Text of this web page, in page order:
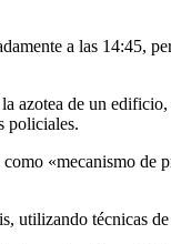
a las 14:45,
de un
policiales.
«mecanismo
utilizando técnicas